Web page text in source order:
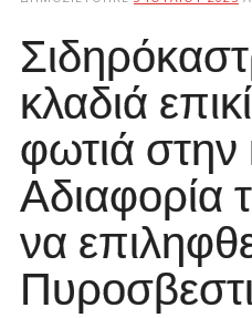
κλαδιά
φωτιά στην
Αδιαφορία
να